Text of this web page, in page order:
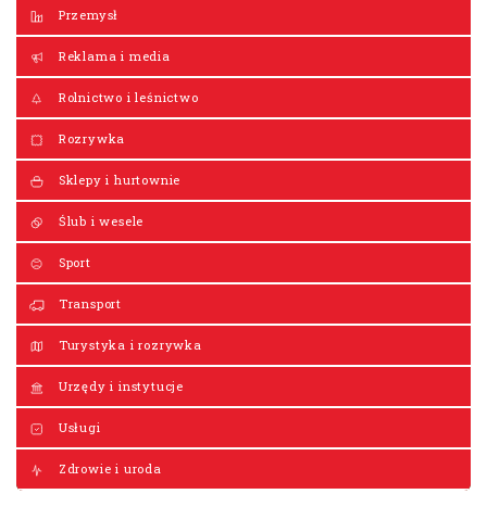
Przemysł
Reklama i media
Rolnictwo i leśnictwo
Rozrywka
Sklepy i hurtownie
Ślub i wesele
Sport
Transport
Turystyka i rozrywka
Urzędy i instytucje
Usługi
Zdrowie i uroda